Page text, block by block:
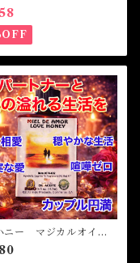
トハームオイル -厄除
除け・護身-
ニー マジカルオイ
女オイル LOVE HO
Oil